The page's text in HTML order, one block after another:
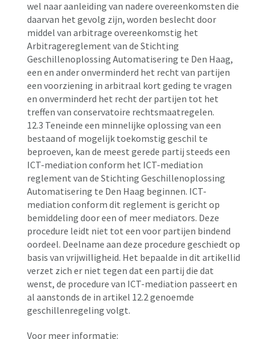
wel naar aanleiding van nadere overeenkomsten die
daarvan het gevolg zijn, worden beslecht door
middel van arbitrage overeenkomstig het
Arbitragereglement van de Stichting
Geschillenoplossing Automatisering te Den Haag,
een en ander onverminderd het recht van partijen
een voorziening in arbitraal kort geding te vragen
en onverminderd het recht der partijen tot het
treffen van conservatoire rechtsmaatregelen.
12.3 Teneinde een minnelijke oplossing van een
bestaand of mogelijk toekomstig geschil te
beproeven, kan de meest gerede partij steeds een
ICT-mediation conform het ICT-mediation
reglement van de Stichting Geschillenoplossing
Automatisering te Den Haag beginnen. ICT-
mediation conform dit reglement is gericht op
bemiddeling door een of meer mediators. Deze
procedure leidt niet tot een voor partijen bindend
oordeel. Deelname aan deze procedure geschiedt op
basis van vrijwilligheid. Het bepaalde in dit artikellid
verzet zich er niet tegen dat een partij die dat
wenst, de procedure van ICT-mediation passeert en
al aanstonds de in artikel 12.2 genoemde
geschillenregeling volgt.
Voor meer informatie: